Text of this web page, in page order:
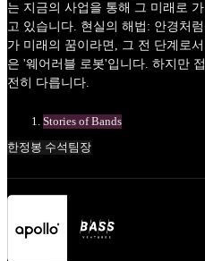
는 지금의 사업을 통해 그 미래로
고 있습니다. 현실의 해법: 안경처
가 미래의 꿈이라면, 그 전 단계로
은 '웨어러블 로봇'입니다. 하지만
전히 다릅니다.
Stories of Bands
한정봉 수석팀장